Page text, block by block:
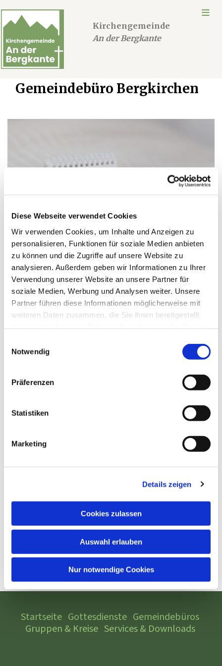
Diese Webseite verwendet Cookies
Wir verwenden Cookies, um Inhalte und Anzeigen zu
personalisieren, Funktionen für soziale Medien anbieten
zu können und die Zugriffe auf unsere Website zu
analysieren. Außerdem geben wir Informationen zu Ihrer
Verwendung unserer Website an unsere Partner für
soziale Medien, Werbung und Analysen weiter. Unsere
Partner führen diese Informationen möglicherweise mit
weiteren Daten zusammen, die Sie ihnen bereitgestellt
Notwendig
Präferenzen
Statistiken
Marketing
Details zeigen
Cookies zulassen
Auswahl erlauben
Nur notwendige Cookies
Kirchengemeinde
An der Bergkante
Gemeindebüro Bergkirchen
Montag, 16. November 2026, 09:00
Uhr
Bad Oeynhausen
Startseite Gottesdienste Gemeindebüros
Gruppen & Kreise Services & Downloads